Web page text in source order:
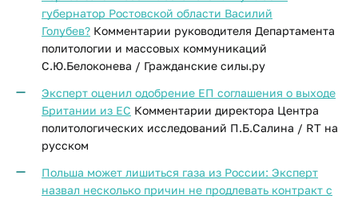
губернатор Ростовской области Василий
Голубев? Комментарии руководителя Департамента
политологии и массовых коммуникаций
С.Ю.Белоконева / Гражданские силы.ру
Эксперт оценил одобрение ЕП соглашения о выходе
Британии из ЕС Комментарии директора Центра
политологических исследований П.Б.Салина / RT на
русском
Польша может лишиться газа из России: Эксперт
назвал несколько причин не продлевать контракт с